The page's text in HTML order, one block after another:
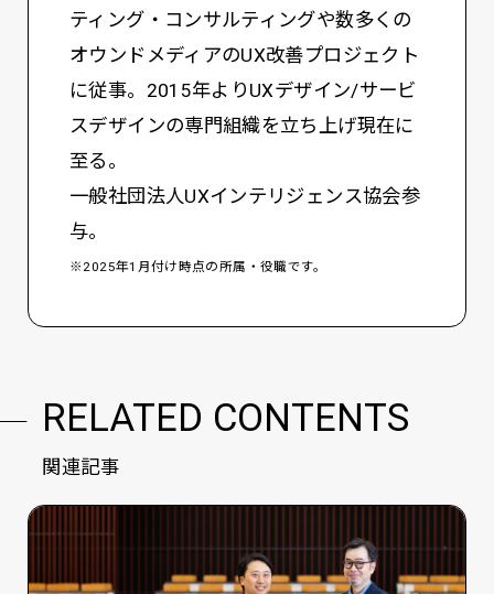
ティング・コンサルティングや数多くの
オウンドメディアのUX改善プロジェクト
に従事。2015年よりUXデザイン/サービ
スデザインの専門組織を立ち上げ現在に
至る。
一般社団法人UXインテリジェンス協会参
与。
※2025年1月付け時点の所属・役職です。
RELATED CONTENTS
関連記事